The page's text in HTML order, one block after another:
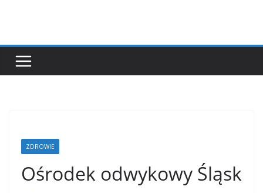
ZDROWIE
Ośrodek odwykowy Śląsk